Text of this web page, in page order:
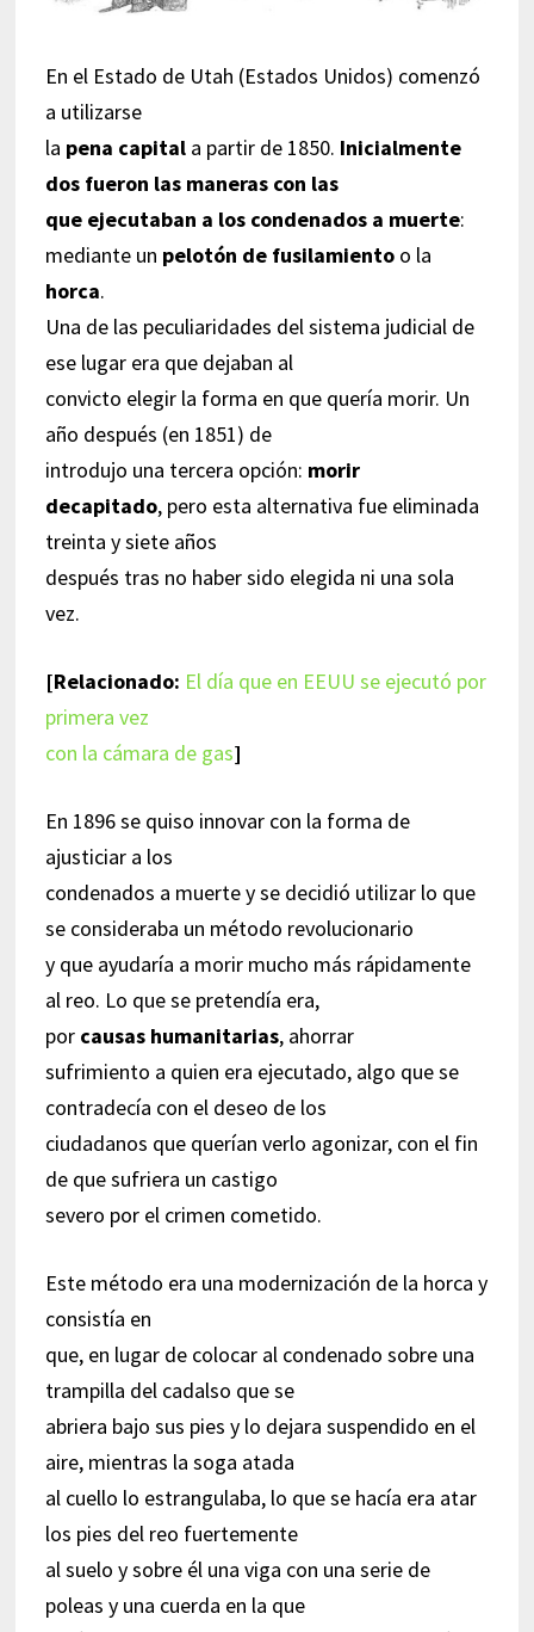
En el Estado de Utah (Estados Unidos) comenzó
a utilizarse
la pena capitala partir de 1850. Inicialmente
dos fueron las maneras con las
que ejecutaban a los condenados a muerte:
mediante un pelotón de fusilamientoo la
horca.
Una de las peculiaridades del sistema judicial de
ese lugar era que dejaban al
convicto elegir la forma en que quería morir. Un
año después (en 1851) de
introdujo una tercera opción: morir
decapitado, pero esta alternativa fue eliminada
treinta y siete años
después tras no haber sido elegida ni una sola
vez.
[Relacionado: El día que en EEUU se ejecutó por
primera vez
con la cámara de gas]
En 1896 se quiso innovar con la forma de
ajusticiar a los
condenados a muerte y se decidió utilizar lo que
se consideraba un método revolucionario
y que ayudaría a morir mucho más rápidamente
al reo. Lo que se pretendía era,
por causas humanitarias, ahorrar
sufrimiento a quien era ejecutado, algo que se
contradecía con el deseo de los
ciudadanos que querían verlo agonizar, con el fin
de que sufriera un castigo
severo por el crimen cometido.
Este método era una modernización de la horca y
consistía en
que, en lugar de colocar al condenado sobre una
trampilla del cadalso que se
abriera bajo sus pies y lo dejara suspendido en el
aire, mientras la soga atada
al cuello lo estrangulaba, lo que se hacía era atar
los pies del reo fuertemente
al suelo y sobre él una viga con una serie de
poleas y una cuerda en la que